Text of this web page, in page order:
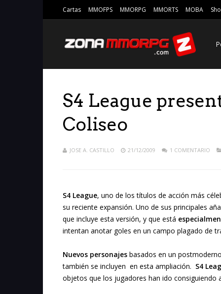
Cartas MMOFPS MMORPG MMORTS MOBA
S4 League
Coliseo
JOSE A. CASTILLO 21/12/2009 1 COMENTARIO
S4 League, uno de los títulos de acción más
su reciente expansión. Uno de sus principales
que incluye esta versión, y que está
intentan anotar goles en un campo plagado de
Nuevos personajes basados en un
también se incluyen en esta ampliación. S4
objetos que los jugadores han ido consiguiendo